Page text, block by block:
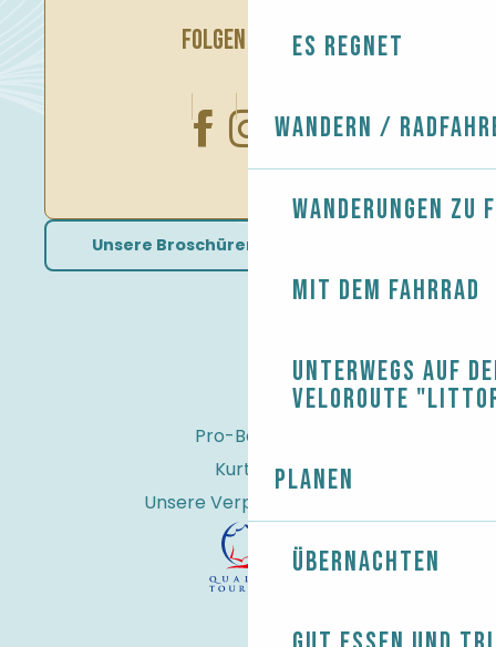
Es regnet
Wandern /
Wanderungen zu
Mit dem Fahrrad
Unterwegs auf
Veloroute
Planen
Übernachten
FOLGEN SIE UNS
Unsere Broschüren herunterladen
Pro-Bereich
Kurtaxe
Unsere Verpflichtungen